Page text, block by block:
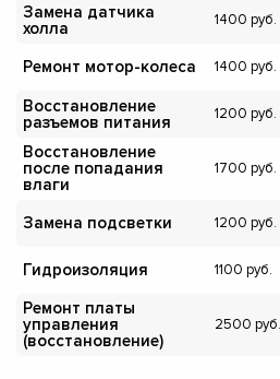
Замена датчика
холла
1400
Ремонт мотор-колеса 1400
Восстановление
разъемов питания
1200
Восстановление
после попадания
влаги
1700
Замена подсветки 1200
Гидроизоляция 1100
Ремонт платы
управления
(восстановление)
2500